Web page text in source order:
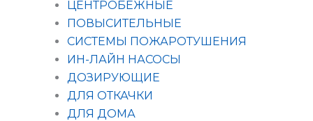
ЦЕНТРОБЕЖНЫЕ
ПОВЫСИТЕЛЬНЫЕ
СИСТЕМЫ ПОЖАРОТУШЕНИЯ
ИН-ЛАЙН НАСОСЫ
ДОЗИРУЮЩИЕ
ДЛЯ ОТКАЧКИ
ДЛЯ ДОМА